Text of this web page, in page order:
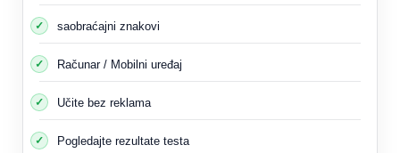
saobraćajni znakovi
Računar / Mobilni uređaj
Učite bez reklama
Pogledajte rezultate testa